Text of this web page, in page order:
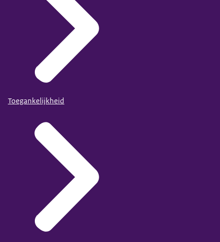
Toegankelijkheid